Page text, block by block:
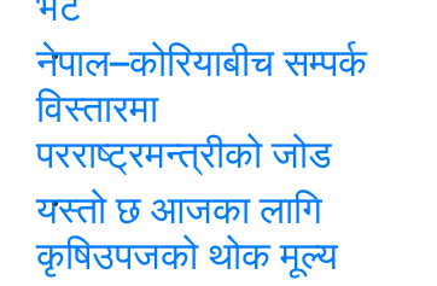
नेपाल–कोरियाबीच सम्पर्क
विस्तारमा
परराष्ट्रमन्त्रीको जोड
यस्तो छ आजका लागि
कृषिउपजको थोक मूल्य